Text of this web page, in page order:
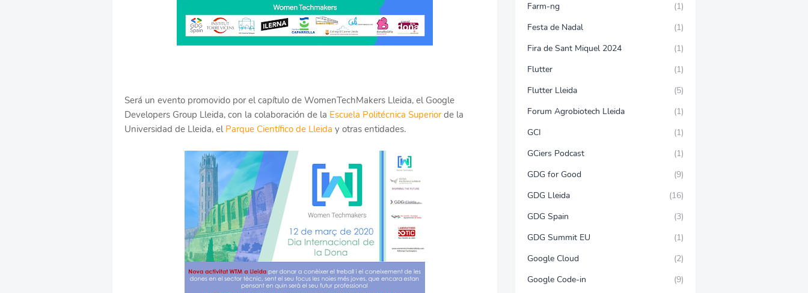
Será un evento promovido por el capítulo de WomenTechMakers Lleida, el Google
Developers Group Lleida, con la colaboración de la Escuela Politécnica Superiorde la
Universidad de Lleida, el Parque Científico de Lleida y otras entidades.
Farm-ng
(1)
Festa de Nadal
(1)
Fira de Sant Miquel 2024
(1)
Flutter
(1)
Flutter Lleida
(5)
Forum Agrobiotech Lleida
(1)
GCI
(1)
GCiers Podcast
(1)
GDG for Good
(9)
GDG Lleida
(16)
GDG Spain
(3)
GDG Summit EU
(1)
Google Cloud
(2)
Google Code-in
(9)